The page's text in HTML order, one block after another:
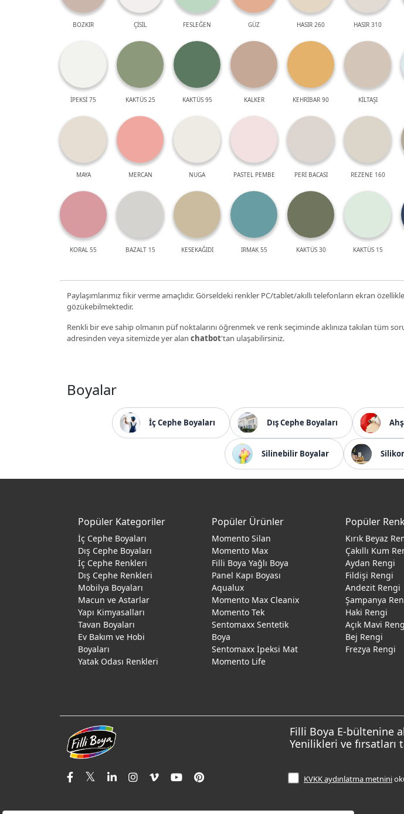
BOZKIR ÇİSİL FESLEĞEN GÜZ HASIR 260 HASIR 310
İPEKSİ 75 KAKTÜS 25 KAKTÜS 95 KALKER KEHRİBAR 90 KİLTAŞI
MAYA MERCAN NUGA PASTEL PEMBE PERİ BACASI REZENE 160
KORAL 55 BAZALT 15 KESEKAĞIDI IRMAK 55 KAKTÜS 30 KAKTÜS 15
Paylaşımlarımız fikir verme amaçlıdır. Görseldeki renkler PC/tablet/akıllı telefonların ekran
gözükebilmektedir.
Renkli bir eve sahip olmanın püf noktalarını öğrenmek ve renk seçiminde aklınıza takılan tüm
adresinden veya sitemizde yer alan chatbot'tan ulaşabilirsiniz.
Boyalar
İç Cephe Boyaları Dış Cephe Boyaları
Silinebilir Boyalar
Popüler Kategoriler
İç Cephe Boyaları
Dış Cephe Boyaları
İç Cephe Renkleri
Dış Cephe Renkleri
Mobilya Boyaları
Macun ve Astarlar
Yapı Kimyasalları
Tavan Boyaları
Ev Bakım ve Hobi
Boyaları
Yatak Odası Renkleri
Popüler Ürünler
Momento Silan
Momento Max
Filli Boya Yağlı Boya
Panel Kapı Boyası
Aqualux
Momento Max Cleanix
Momento Tek
Sentomaxx Sentetik
Boya
Sentomaxx İpeksi Mat
Momento Life
Popüler
Kırık Beyaz
Çakıllı Kum
Aydan Rengi
Fildişi Rengi
Andezit Rengi
Şampanya
Haki Rengi
Açık Mavi
Bej Rengi
Frezya Rengi
Filli Boya E-bültenine
Yenilikleri ve fırsatları
KVKK aydınlatma metnini